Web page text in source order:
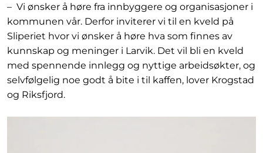
– Vi ønsker å høre fra innbyggere og organisasjoner i
kommunen vår. Derfor inviterer vi til en kveld på
Sliperiet hvor vi ønsker å høre hva som finnes av
kunnskap og meninger i Larvik. Det vil bli en kveld
med spennende innlegg og nyttige arbeidsøkter, og
selvfølgelig noe godt å bite i til kaffen, lover Krogstad
og Riksfjord.